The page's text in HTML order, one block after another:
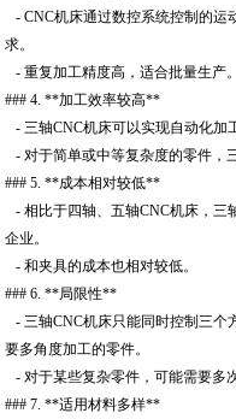
- CNC机床通过数控系统控制的运
求。
- 重复加工精度高，适合批量生产。
### 4. **加工效率较高**
- 三轴CNC机床可以实现自动化加
- 对于简单或中等复杂度的零件，
### 5. **成本相对较低**
- 相比于四轴、五轴CNC机床，三
企业。
- 和夹具的成本也相对较低。
### 6. **局限性**
- 三轴CNC机床只能同时控制三个
要多角度加工的零件。
- 对于某些复杂零件，可能需要多
### 7. **适用材料多样**